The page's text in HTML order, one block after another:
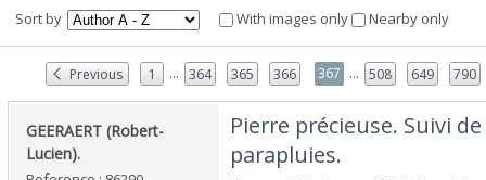
Sort by With images only Nearby only
Previous 1 ... 364 365 366 367 ... 508 649 790
‎GEERAERT (Robert-
Lucien).‎
‎Pierre précieuse. Suivi
parapluies.‎